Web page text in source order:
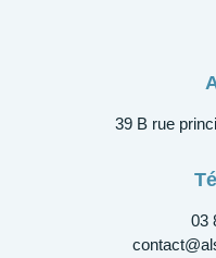
39 B rue
03